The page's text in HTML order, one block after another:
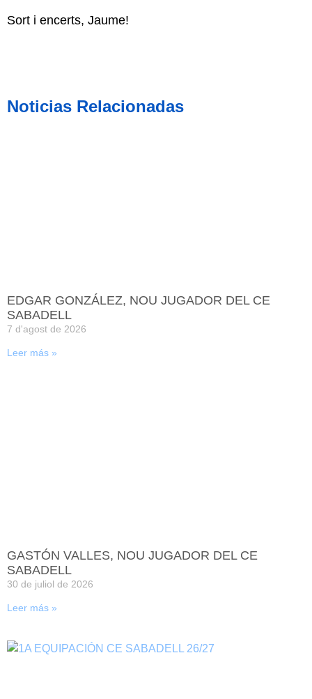
Sort i encerts, Jaume!
Noticias Relacionadas
EDGAR GONZÁLEZ, NOU JUGADOR DEL CE
SABADELL
7 d'agost de 2026
Leer más »
GASTÓN VALLES, NOU JUGADOR DEL CE
SABADELL
30 de juliol de 2026
Leer más »